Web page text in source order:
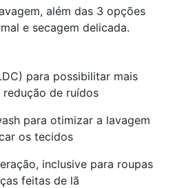
além das 3 opções
e secagem delicada.
para possibilitar mais
de ruídos
para otimizar a lavagem
os tecidos
inclusive para roupas
feitas de lã